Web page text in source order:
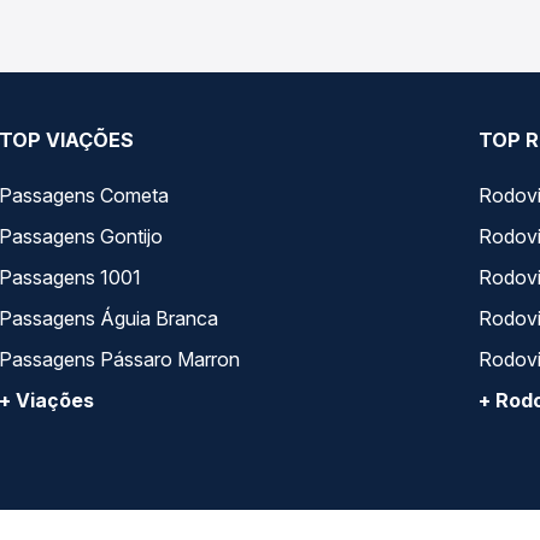
TOP VIAÇÕES
Passagens Cometa
Passagens Gontijo
Passagens 1001
Passagens Águia Branca
Passagens Pássaro Marron
+ Viações
TOP
+